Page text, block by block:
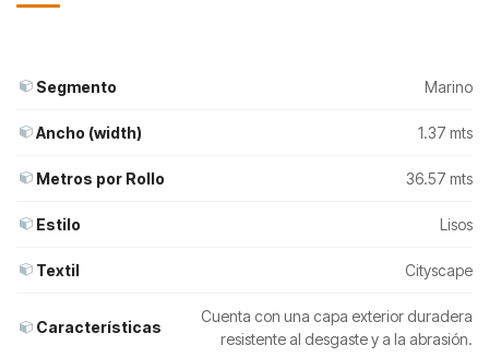
Segmento Marino
Ancho (width) 1.37 mts
Metros por Rollo 36.57 mts
Estilo Lisos
Textil Cityscape
Características
Cuenta con una capa exterior duradera
resistente al desgaste y a la abrasión.